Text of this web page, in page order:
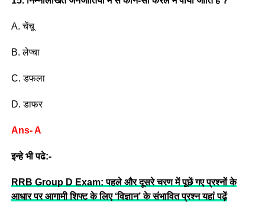
A. चेंचू
B. लेप्चा
C. डफला
D. डाफर
Ans- A
इन्हे भी पढे:-
RRB Group D Exam: पहले और दूसरे चरण में पूछें गए प्रश्नों के
आधार पर आगामी शिफ्ट के लिए ‘विज्ञान’ के संभावित प्रश्न यहां पढ़ें